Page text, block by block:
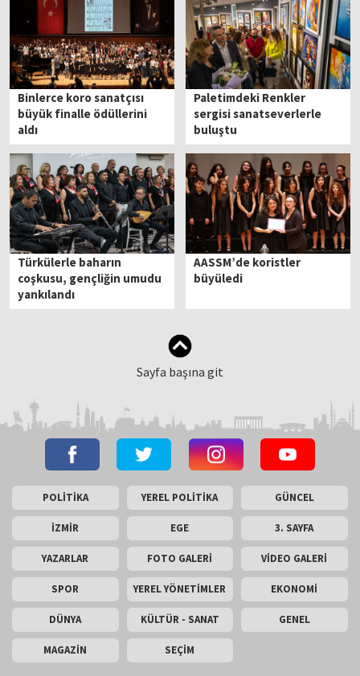
Binlerce koro sanatçısı
büyük finalle ödüllerini
aldı
Paletimdeki Renkler
sergisi sanatseverlerle
buluştu
Türkülerle baharın
coşkusu, gençliğin umudu
yankılandı
AASSM’de koristler
büyüledi
Sayfa başına git
POLİTİKA YEREL POLİTİKA GÜNCEL
İZMİR EGE 3. SAYFA
YAZARLAR FOTO GALERİ VİDEO GALERİ
SPOR YEREL YÖNETİMLER EKONOMİ
DÜNYA KÜLTÜR - SANAT GENEL
MAGAZİN SEÇİM